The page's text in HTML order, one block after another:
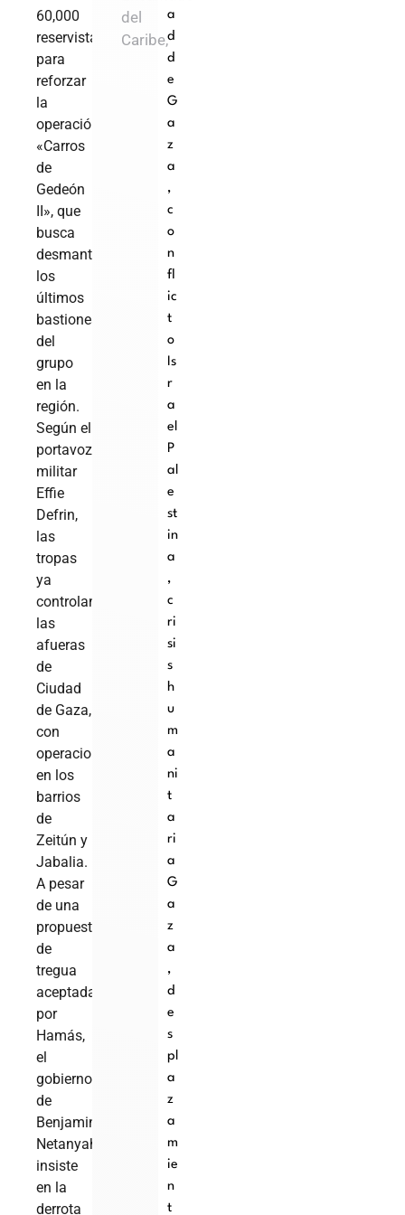
60,000
reservistas
para
reforzar
la
operación
«Carros
de
Gedeón
II», que
busca
desmantelar
los
últimos
bastiones
del
grupo
en la
región.
Según el
portavoz
militar
Effie
Defrin,
las
tropas
ya
controlan
las
afueras
de
Ciudad
de Gaza,
con
operaciones
en los
barrios
de
Zeitún y
Jabalia.
A pesar
de una
propuesta
de
tregua
aceptada
por
Hamás,
el
gobierno
de
Benjamin
Netanyahu
insiste
en la
derrota
del
Caribe,
a
d
d
e
G
a
z
a
,
c
o
n
fl
ic
t
o
Is
r
a
el
P
al
e
st
in
a
,
c
ri
si
s
h
u
m
a
ni
t
a
ri
a
G
a
z
a
,
d
e
s
pl
a
z
a
m
ie
n
t